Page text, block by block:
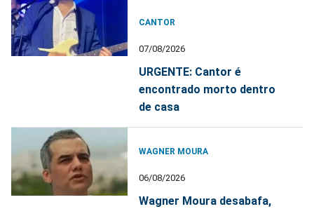
CANTOR
07/08/2026
URGENTE: Cantor é
encontrado morto dentro
de casa
WAGNER MOURA
06/08/2026
Wagner Moura desabafa,